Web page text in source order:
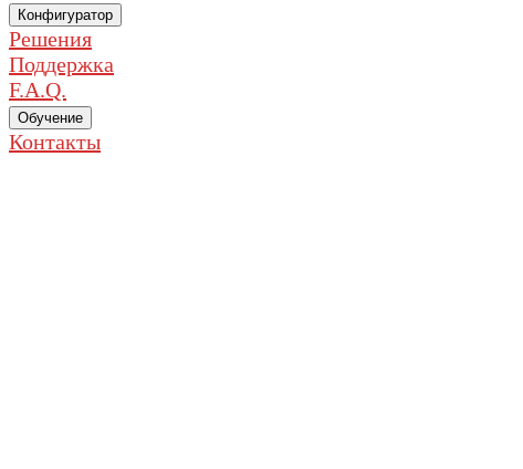
Конфигуратор
Решения
Поддержка
F.A.Q.
Обучение
Контакты